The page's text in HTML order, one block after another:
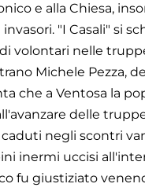
e alla Chiesa,
"I Casali" si
volontari nelle
Michele Pezza,
che a Ventosa la
delle
negli scontri
inermi uccisi
fu giustiziato